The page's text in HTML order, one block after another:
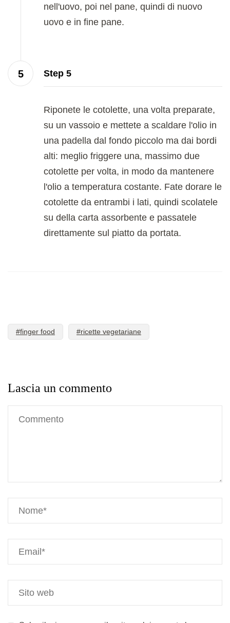
nell'uovo, poi nel pane, quindi di nuovo
uovo e in fine pane.
Step 5
Riponete le cotolette, una volta preparate,
su un vassoio e mettete a scaldare l'olio in
una padella dal fondo piccolo ma dai bordi
alti: meglio friggere una, massimo due
cotolette per volta, in modo da mantenere
l'olio a temperatura costante. Fate dorare le
cotolette da entrambi i lati, quindi scolatele
su della carta assorbente e passatele
direttamente sul piatto da portata.
#finger food #ricette vegetariane
Lascia un commento